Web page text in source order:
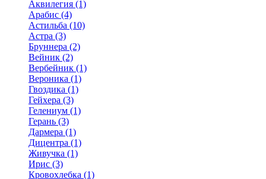
Аквилегия (1)
Арабис (4)
Астильба (10)
Астра (3)
Бруннера (2)
Вейник (2)
Вербейник (1)
Вероника (1)
Гвоздика (1)
Гейхера (3)
Гелениум (1)
Герань (3)
Дармера (1)
Дицентра (1)
Живучка (1)
Ирис (3)
Кровохлебка (1)